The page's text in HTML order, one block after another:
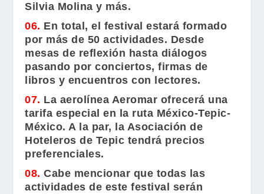
Silvia Molina y más.
06. En total, el festival estará formado
por más de 50 actividades. Desde
mesas de reflexión hasta diálogos
pasando por conciertos, firmas de
libros y encuentros con lectores.
07. La aerolínea Aeromar ofrecerá una
tarifa especial en la ruta México-Tepic-
México. A la par, la Asociación de
Hoteleros de Tepic tendrá precios
preferenciales.
08. Cabe mencionar que todas las
actividades de este festival serán